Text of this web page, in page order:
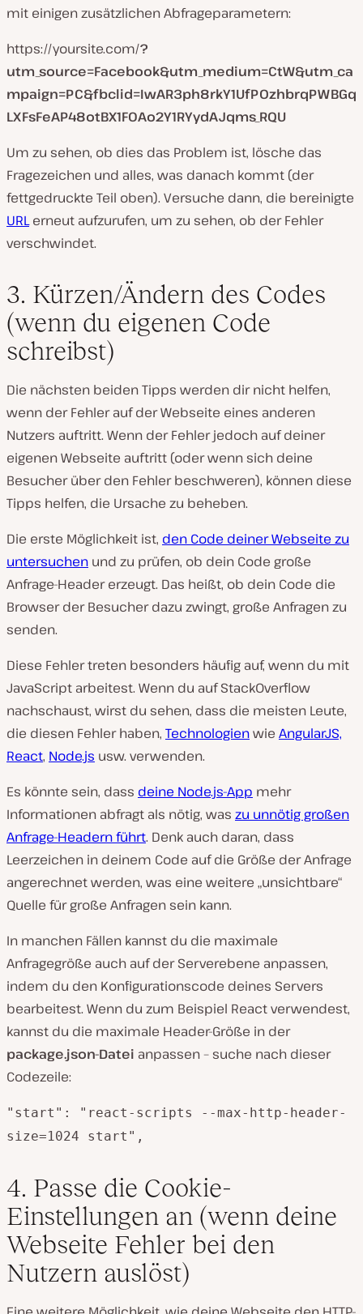
mit einigen zusätzlichen Abfrageparametern:
https://yoursite.com/?
utm_source=Facebook&utm_medium=CtW&utm_ca
mpaign=PC&fbclid=IwAR3ph8rkY1UfPOzhbrqPWBGq
LXFsFeAP48otBX1F0Ao2Y1RYydAJqms_RQU
Um zu sehen, ob dies das Problem ist, lösche das
Fragezeichen und alles, was danach kommt (der
fettgedruckte Teil oben). Versuche dann, die bereinigte
URLerneut aufzurufen, um zu sehen, ob der Fehler
verschwindet.
3. Kürzen/Ändern des Codes
(wenn du eigenen Code
schreibst)
Die nächsten beiden Tipps werden dir nicht helfen,
wenn der Fehler auf der Webseite eines anderen
Nutzers auftritt. Wenn der Fehler jedoch auf deiner
eigenen Webseite auftritt (oder wenn sich deine
Besucher über den Fehler beschweren), können diese
Tipps helfen, die Ursache zu beheben.
Die erste Möglichkeit ist, den Code deiner Webseite zu
untersuchen und zu prüfen, ob dein Code große
Anfrage-Header erzeugt. Das heißt, ob dein Code die
Browser der Besucher dazu zwingt, große Anfragen zu
senden.
Diese Fehler treten besonders häufig auf, wenn du mit
JavaScript arbeitest. Wenn du auf StackOverflow
nachschaust, wirst du sehen, dass die meisten Leute,
die diesen Fehler haben, Technologienwie AngularJS,
React, Node.js usw. verwenden.
Es könnte sein, dass deine Node.js-App mehr
Informationen abfragt als nötig, was zu unnötig großen
Anfrage-Headern führt. Denk auch daran, dass
Leerzeichen in deinem Code auf die Größe der Anfrage
angerechnet werden, was eine weitere „unsichtbare“
Quelle für große Anfragen sein kann.
In manchen Fällen kannst du die maximale
Anfragegröße auch auf der Serverebene anpassen,
indem du den Konfigurationscode deines Servers
bearbeitest. Wenn du zum Beispiel React verwendest,
kannst du die maximale Header-Größe in der
package.json-Datei anpassen – suche nach dieser
Codezeile:
"start": "react-scripts --max-http-header-
size=1024 start",
4. Passe die Cookie-
Einstellungen an (wenn deine
Webseite Fehler bei den
Nutzern auslöst)